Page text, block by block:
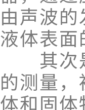
由声波
液体表面
其次是
的测量
体和固体